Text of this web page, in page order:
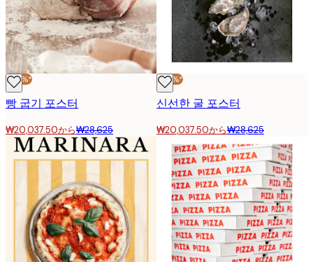
-30%*
빵 굽기 포스터
₩20,037.50から₩28,625
-30%*
신선한 굴 포스터
₩20,037.50から₩28,625